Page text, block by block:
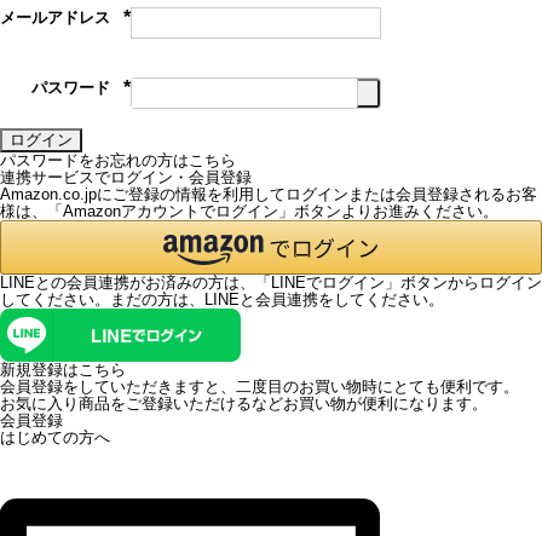
メールアドレス
(必
パスワード
(必
ログイン
パスワードをお忘れの方はこちら
連携サービスでログイン・会員登録
Amazon.co.jpにご登録の情報を利用してログインまたは会員登録されるお客
様は、「Amazonアカウントでログイン」ボタンよりお進みください。
LINEとの会員連携がお済みの方は、「LINEでログイン」ボタンからログイン
してください。まだの方は、
LINEと会員連携をしてください。
新規登録はこちら
会員登録をしていただきますと、二度目のお買い物時にとても便利です。
お気に入り商品をご登録いただけるなどお買い物が便利になります。
会員登録
はじめての方へ